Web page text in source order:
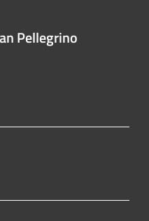
Pellegrino